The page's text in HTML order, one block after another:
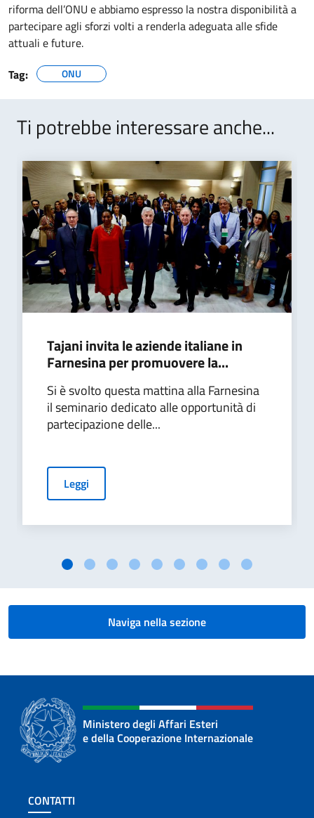
riforma dell’ONU e abbiamo espresso la nostra disponibilità a
partecipare agli sforzi volti a renderla adeguata alle sfide
attuali e future.
Tag:
ONU
Ti potrebbe interessare anche...
Tajani invita le aziende italiane in
Farnesina per promuovere la...
Si è svolto questa mattina alla Farnesina
il seminario dedicato alle opportunità di
partecipazione delle...
Leggi
Naviga nella sezione
Ministero degli Affari Esteri
e della Cooperazione Internazionale
Sezione footer
CONTATTI